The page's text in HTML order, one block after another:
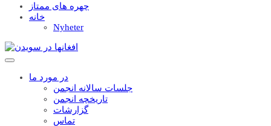
چهره های ممتاز
خانه
Nyheter
در مورد ما
جلسات سالانه انجمن
تاریخچه انجمن
گزارشات
تماس